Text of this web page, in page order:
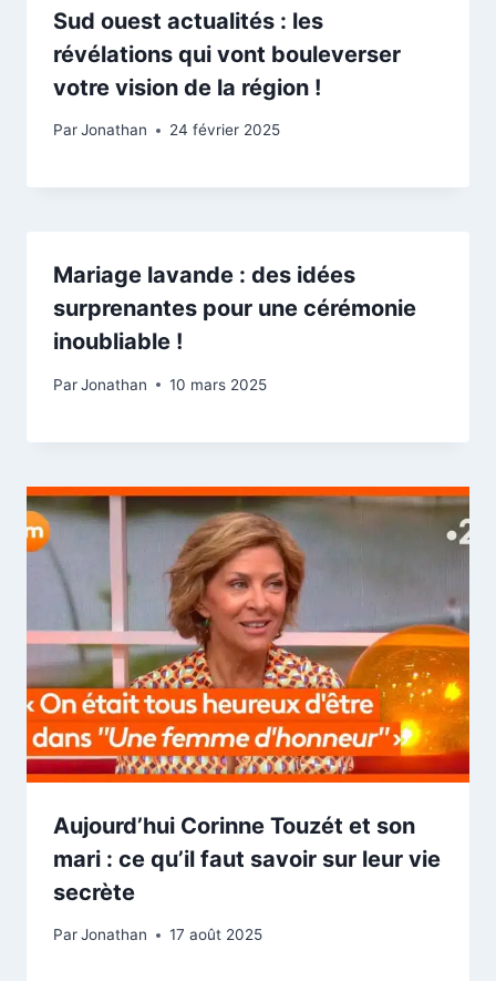
Sud ouest actualités : les
révélations qui vont bouleverser
votre vision de la région !
ParJonathan 24 février 2025
Mariage lavande : des idées
surprenantes pour une cérémonie
inoubliable !
ParJonathan 10 mars 2025
Aujourd’hui Corinne Touzét et son
mari : ce qu’il faut savoir sur leur vie
secrète
ParJonathan 17 août 2025